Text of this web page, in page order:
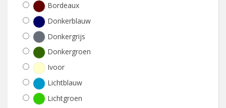
Bordeaux
Donkerblauw
Donkergrijs
Donkergroen
Ivoor
Lichtblauw
Lichtgroen